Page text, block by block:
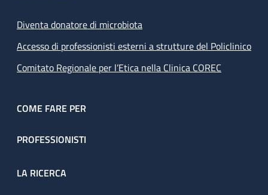
Diventa donatore di microbiota
Accesso di professionisti esterni a strutture del Policlinico
Comitato Regionale per l’Etica nella Clinica COREC
COME FARE PER
PROFESSIONISTI
LA RICERCA